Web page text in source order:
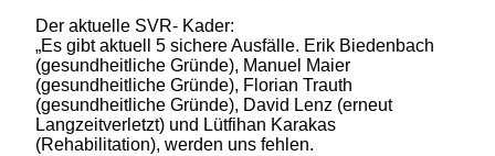
Der aktuelle SVR- Kader:
„Es gibt aktuell 5 sichere Ausfälle. Erik Biedenbach
(gesundheitliche Gründe), Manuel Maier
(gesundheitliche Gründe), Florian Trauth
(gesundheitliche Gründe), David Lenz (erneut
Langzeitverletzt) und Lütfihan Karakas
(Rehabilitation), werden uns fehlen.